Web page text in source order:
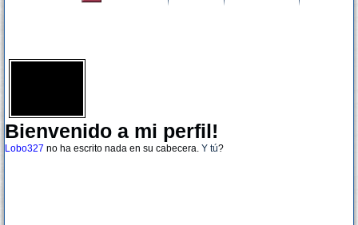
Bienvenido a mi perfil!
Lobo327 no ha escrito nada en su cabecera. Y tú?